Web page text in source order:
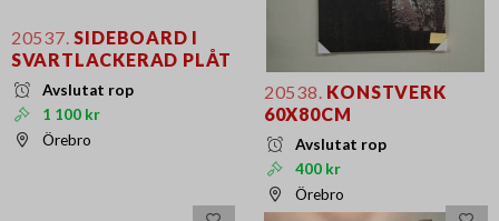
20537. SIDEBOARD I
SVARTLACKERAD PLÅT
Avslutat rop
1 100 kr
Örebro
20538. KONSTVERK
60X80CM
Avslutat rop
400 kr
Örebro